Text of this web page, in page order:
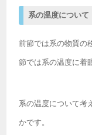
系の温度につい
前節では系の物質の
節では系の温度に着
系の温度について考
かです。